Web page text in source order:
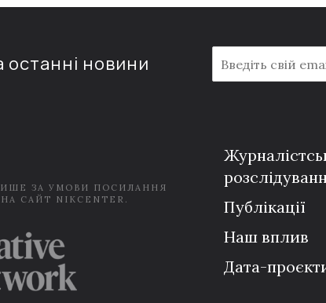
останні новини
m
a
ЗА УМОВИ ПОСИЛАННЯ
САЙТ NIKCENTER.
Публікації
Наш вплив
Дата-